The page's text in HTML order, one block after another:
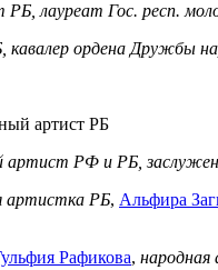
РБ, лауреат Гос. респ.
ордена Дружбы
артист РБ
артист РФ и РБ,
артистка РБ, Альфира
Рафикова,